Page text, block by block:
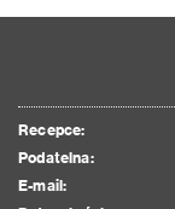
Recepce:
Podatelna:
E-mail: